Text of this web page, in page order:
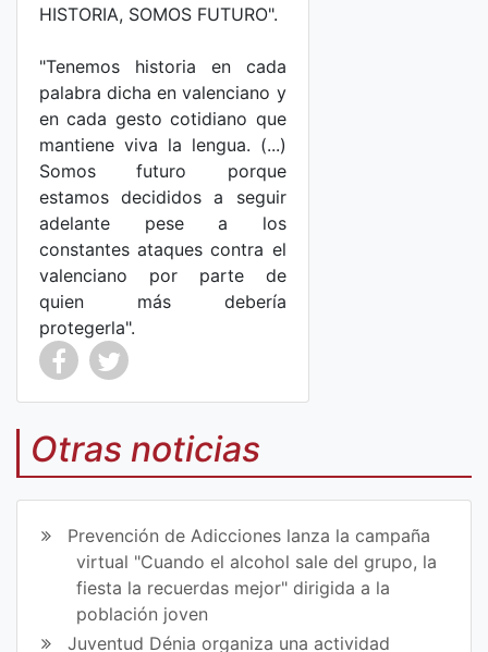
HISTORIA, SOMOS FUTURO".
"Tenemos historia en cada
palabra dicha en valenciano y
en cada gesto cotidiano que
mantiene viva la lengua. (...)
Somos futuro porque
estamos decididos a seguir
adelante pese a los
constantes ataques contra el
valenciano por parte de
quien más debería
protegerla".
Co
mp
art
en
Fa
ce
Co
mp
art
en
Tw
itt
Otras noticias
Prevención de Adicciones lanza la campaña
virtual "Cuando el alcohol sale del grupo, la
fiesta la recuerdas mejor" dirigida a la
población joven
Juventud Dénia organiza una actividad